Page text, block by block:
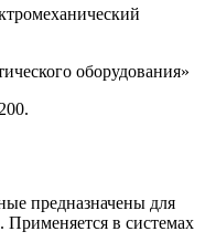
оборудования»
предназначены для
Применяется в системах